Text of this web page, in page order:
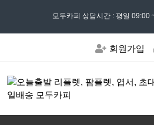
모든 문의는02) 302 - 7797및 ' 견적문
모두카피 상담시간 : 평일 09:00
회원가입